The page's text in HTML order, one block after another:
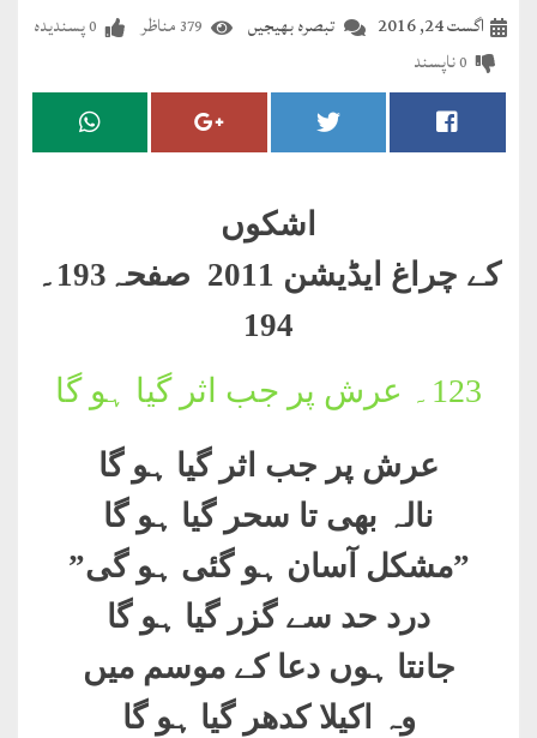
مضطرؔ
دستِ
درعدن
تبصرہ بھیجیں اگست 24, 2016 379 مناظر 0پسندیدہ
0ناپسند
اشکوں
کے چراغ ایڈیشن 2011 صفحہ193۔
194
123۔ عرش پر جب اثر گیا ہو گا
عرش پر جب اثر گیا ہو گا
نالہ بھی تا سحر گیا ہو گا
”مشکل آسان ہو گئی ہو گی”
درد حد سے گزر گیا ہو گا
جانتا ہوں دعا کے موسم میں
وہ اکیلا کدھر گیا ہو گا